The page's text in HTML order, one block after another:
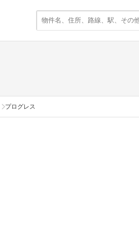
プログレス